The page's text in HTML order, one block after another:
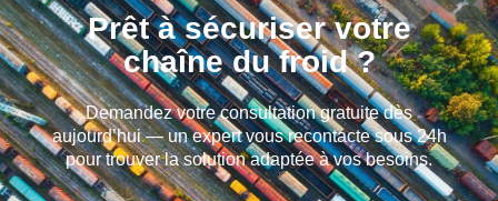
Prêt à sécuriser votre
chaîne du froid ?
Demandez votre consultation gratuite dès
aujourd’hui — un expert vous recontacte sous 24h
pour trouver la solution adaptée à vos besoins.